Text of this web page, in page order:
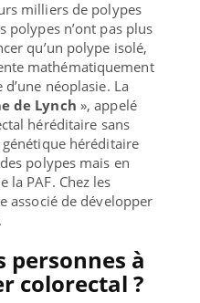
milliers de polypes
polypes n’ont pas plus
qu’un polype isolé,
mathématiquement
néoplasie. La
de Lynch », appelé
héréditaire sans
héréditaire
polypes mais en
la PAF. Chez les
associé de développer
personnes à
colorectal ?